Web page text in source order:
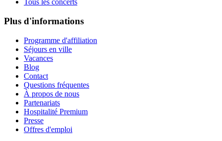
Tous les concerts
Plus d'informations
Programme d'affiliation
Séjours en ville
Vacances
Blog
Contact
Questions fréquentes
À propos de nous
Partenariats
Hospitalité Premium
Presse
Offres d'emploi